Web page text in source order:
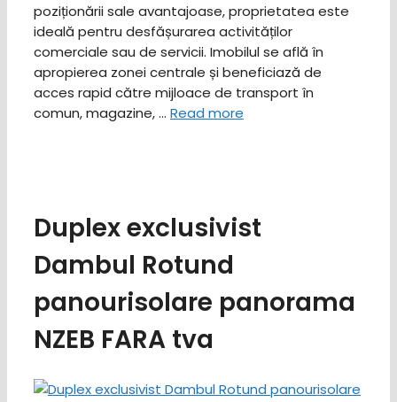
poziționării sale avantajoase, proprietatea este
ideală pentru desfășurarea activităților
comerciale sau de servicii. Imobilul se află în
apropierea zonei centrale și beneficiază de
acces rapid către mijloace de transport în
comun, magazine, … Read more
Duplex exclusivist
Dambul Rotund
panourisolare panorama
NZEB FARA tva